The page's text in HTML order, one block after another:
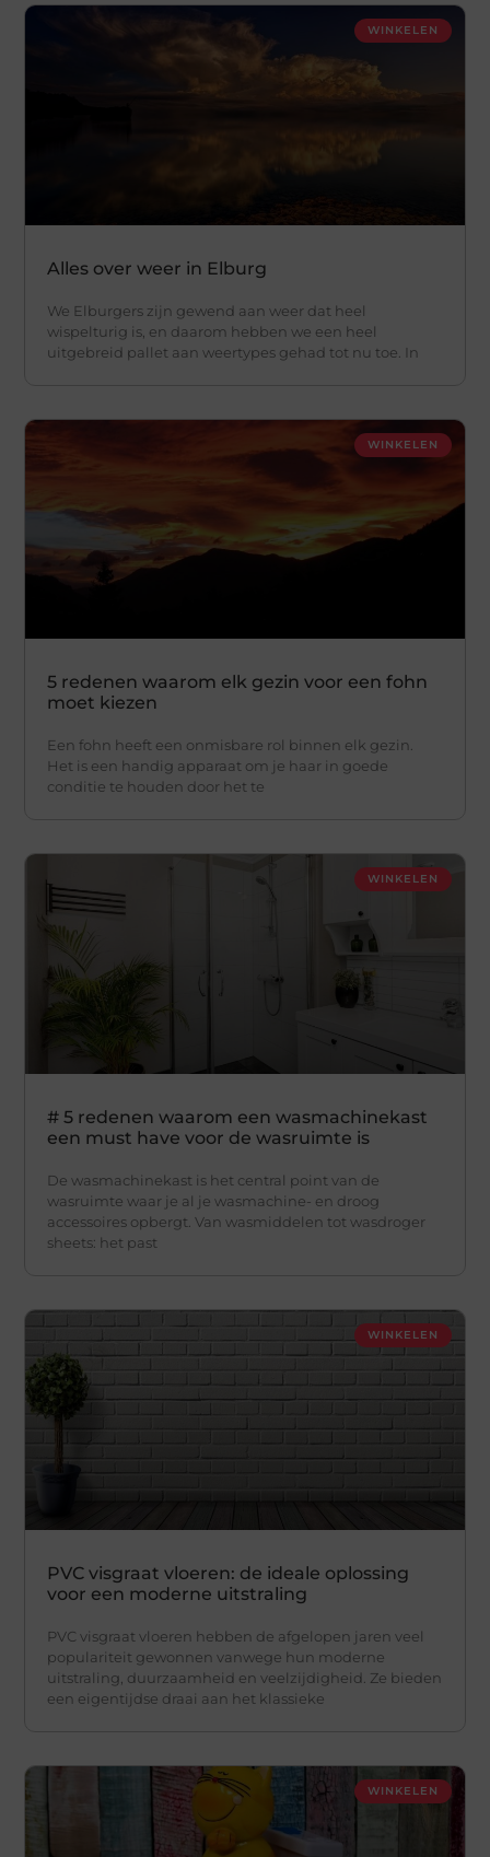
WINKELEN
Alles over weer in Elburg
We Elburgers zijn gewend aan weer dat heel
wispelturig is, en daarom hebben we een heel
uitgebreid pallet aan weertypes gehad tot nu toe. In
WINKELEN
5 redenen waarom elk gezin voor een fohn
moet kiezen
Een fohn heeft een onmisbare rol binnen elk gezin.
Het is een handig apparaat om je haar in goede
conditie te houden door het te
WINKELEN
# 5 redenen waarom een wasmachinekast
een must have voor de wasruimte is
De wasmachinekast is het central point van de
wasruimte waar je al je wasmachine- en droog
accessoires opbergt. Van wasmiddelen tot wasdroger
sheets: het past
WINKELEN
PVC visgraat vloeren: de ideale oplossing
voor een moderne uitstraling
PVC visgraat vloeren hebben de afgelopen jaren veel
populariteit gewonnen vanwege hun moderne
uitstraling, duurzaamheid en veelzijdigheid. Ze bieden
een eigentijdse draai aan het klassieke
WINKELEN